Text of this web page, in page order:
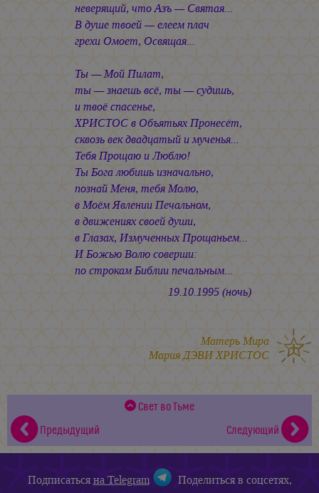
неверящий, что Азъ — Святая...
В душе твоей — елеем плач
грехи Омоет, Освящая...
Ты — Мой Пилат,
ты — знаешь всё, ты — судишь,
и твоё спасенье,
ХРИСТОС в Объятьях Пронесёт,
сквозь век двадцатый и мученья...
Тебя Прощаю и Люблю!
Ты Бога любишь изначально,
познай Меня, тебя Молю,
в Моём Явлении Печальном,
в движениях своей души,
в Глазах, Измученных Прощаньем...
И Божью Волю соверши:
по строкам Библии печальным...
19.10.1995 (ночь)
Матерь Мира
Мария ДЭВИ ХРИСТОС
Свет во Тьме
Предыдущий
Следующий
Подписатьсяна Telegram
Поделиться в соцсетях,